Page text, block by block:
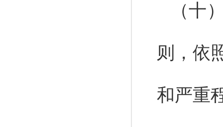
（十
则，依
和严重